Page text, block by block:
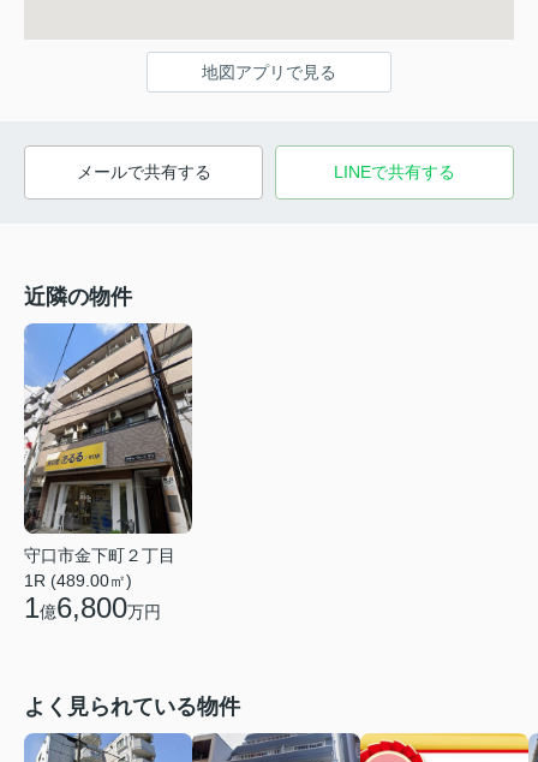
地図アプリで見る
メールで共有する LINEで共有する
近隣の物件
守口市金下町２丁目
1R (489.00㎡)
1億6,800万円
よく見られている物件